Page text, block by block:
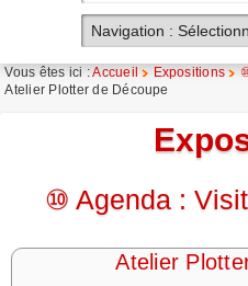
Vous êtes ici :Accueil Expositions
Atelier Plotter de Découpe
⑩ Agenda :
Atelier